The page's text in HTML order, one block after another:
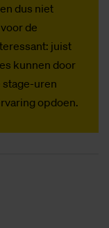
dus niet
de
juist
kunnen door
stage-uren
opdoen.